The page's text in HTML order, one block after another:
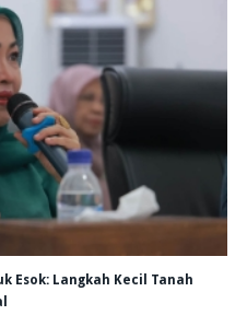
Esok: Langkah Kecil Tanah